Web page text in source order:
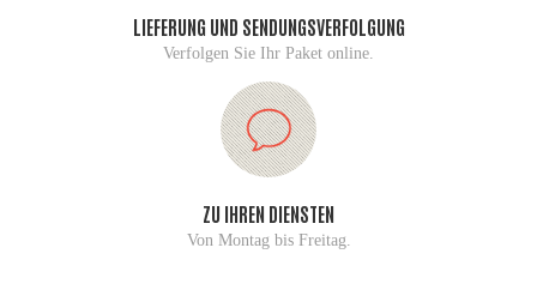
LIEFERUNG UND SENDUNGSVERFOLGUNG
Verfolgen Sie Ihr Paket online.
ZU IHREN DIENSTEN
Von Montag bis Freitag.